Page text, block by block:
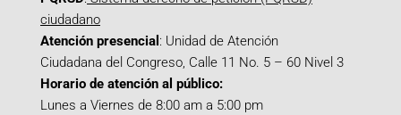
ciudadano
Atención presencial : Unidad de Atención
Ciudadana del Congreso, Calle 11 No. 5 – 60 Nivel 3
Horario de atención al público:
Lunes a Viernes de 8:00 am a 5:00 pm